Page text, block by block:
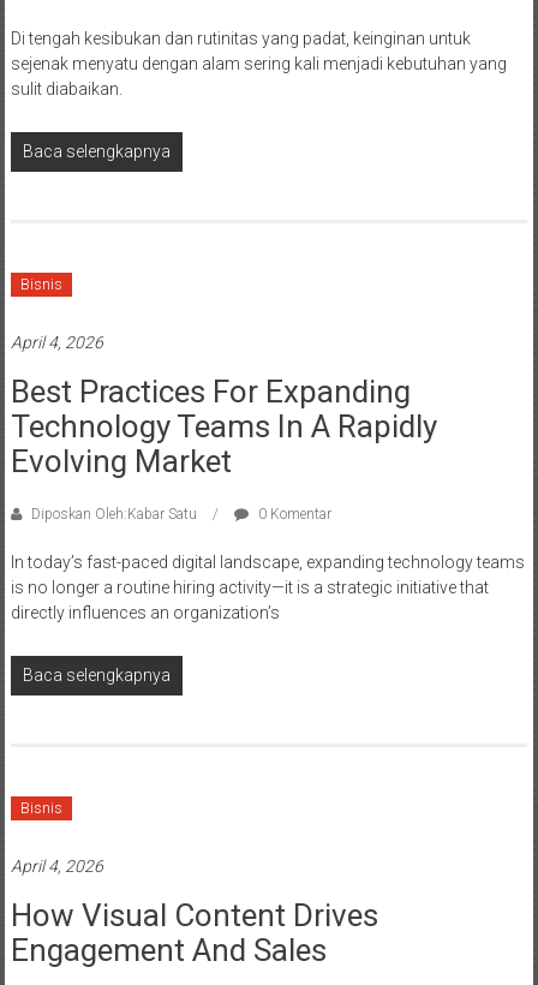
Di tengah kesibukan dan rutinitas yang padat, keinginan untuk
sejenak menyatu dengan alam sering kali menjadi kebutuhan yang
sulit diabaikan.
Baca selengkapnya
Bisnis
April 4, 2026
Best Practices For Expanding
Technology Teams In A Rapidly
Evolving Market
Diposkan Oleh:Kabar Satu 0 Komentar
In today’s fast-paced digital landscape, expanding technology teams
is no longer a routine hiring activity—it is a strategic initiative that
directly influences an organization’s
Baca selengkapnya
Bisnis
April 4, 2026
How Visual Content Drives
Engagement And Sales